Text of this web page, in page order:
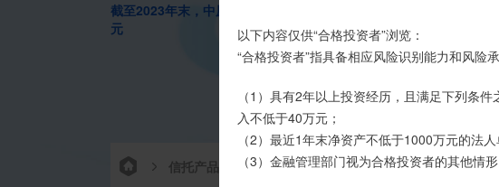
截至2023年末，中原信托累计管理信托财产16088亿元，按时足额
元
信托产品 热销产品 栏目首页 热销产品
尊敬的投资者：
合格投资者认证、风险测评、录音录像及电
我司信托产品账户均以我司名义开立，所有
时，请注意不要向任何非我司账户转账、支付现
如有疑问，请联系您的专属客户经理或咨询
以下内容仅供“合格投资者”浏览：
“合格投资者”指具备相应风险识别能力和风险
（1）具有2年以上投资经历，且满足下列条
入不低于40万元；
（2）最近1年末净资产不低于1000万元的法人
（3）金融管理部门视为合格投资者的其他情形